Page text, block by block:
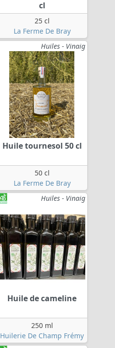
cl
25 cl
La Ferme De Bray
Huiles - Vinaig
Huile tournesol 50 cl
50 cl
La Ferme De Bray
Huiles - Vinaig
Huile de cameline
250 ml
Huilerie De Champ Frémy